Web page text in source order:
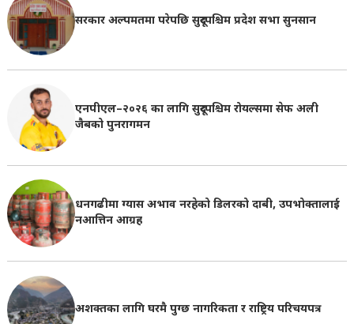
सरकार अल्पमतमा परेपछि सुदूरपश्चिम प्रदेश सभा सुनसान
एनपीएल–२०२६ का लागि सुदूरपश्चिम रोयल्समा सेफ अली
जैबको पुनरागमन
धनगढीमा ग्यास अभाव नरहेको डिलरको दाबी, उपभोक्तालाई
नआत्तिन आग्रह
अशक्तका लागि घरमै पुग्छ नागरिकता र राष्ट्रिय परिचयपत्र